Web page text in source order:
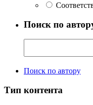
Поиск по
Поиск по автору
Тип контента